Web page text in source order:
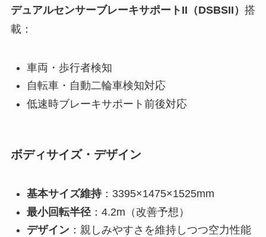
デュアルセンサーブレーキサポートII（DSBSII） 搭
載：
車両・歩行者検知
自転車・自動二輪車検知対応
低速時ブレーキサポート前後対応
ボディサイズ・デザイン
基本サイズ維持：3395×1475×1525mm
最小回転半径：4.2m（改善予想）
デザイン：親しみやすさを維持しつつ空力性能